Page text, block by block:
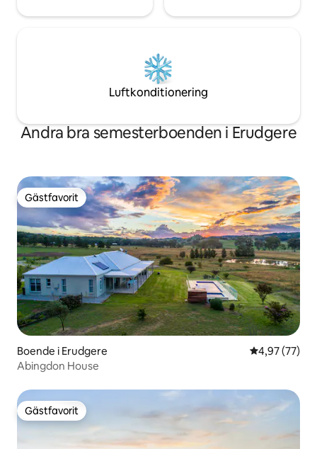
Luftkonditionering
Andra bra semesterboenden i Erudgere
Gästfavorit
Gästfavorit
Boende i Erudgere 4,97 av 5 i
4,97 (77)
Abingdon House
Gästfavorit
Gästfavorit